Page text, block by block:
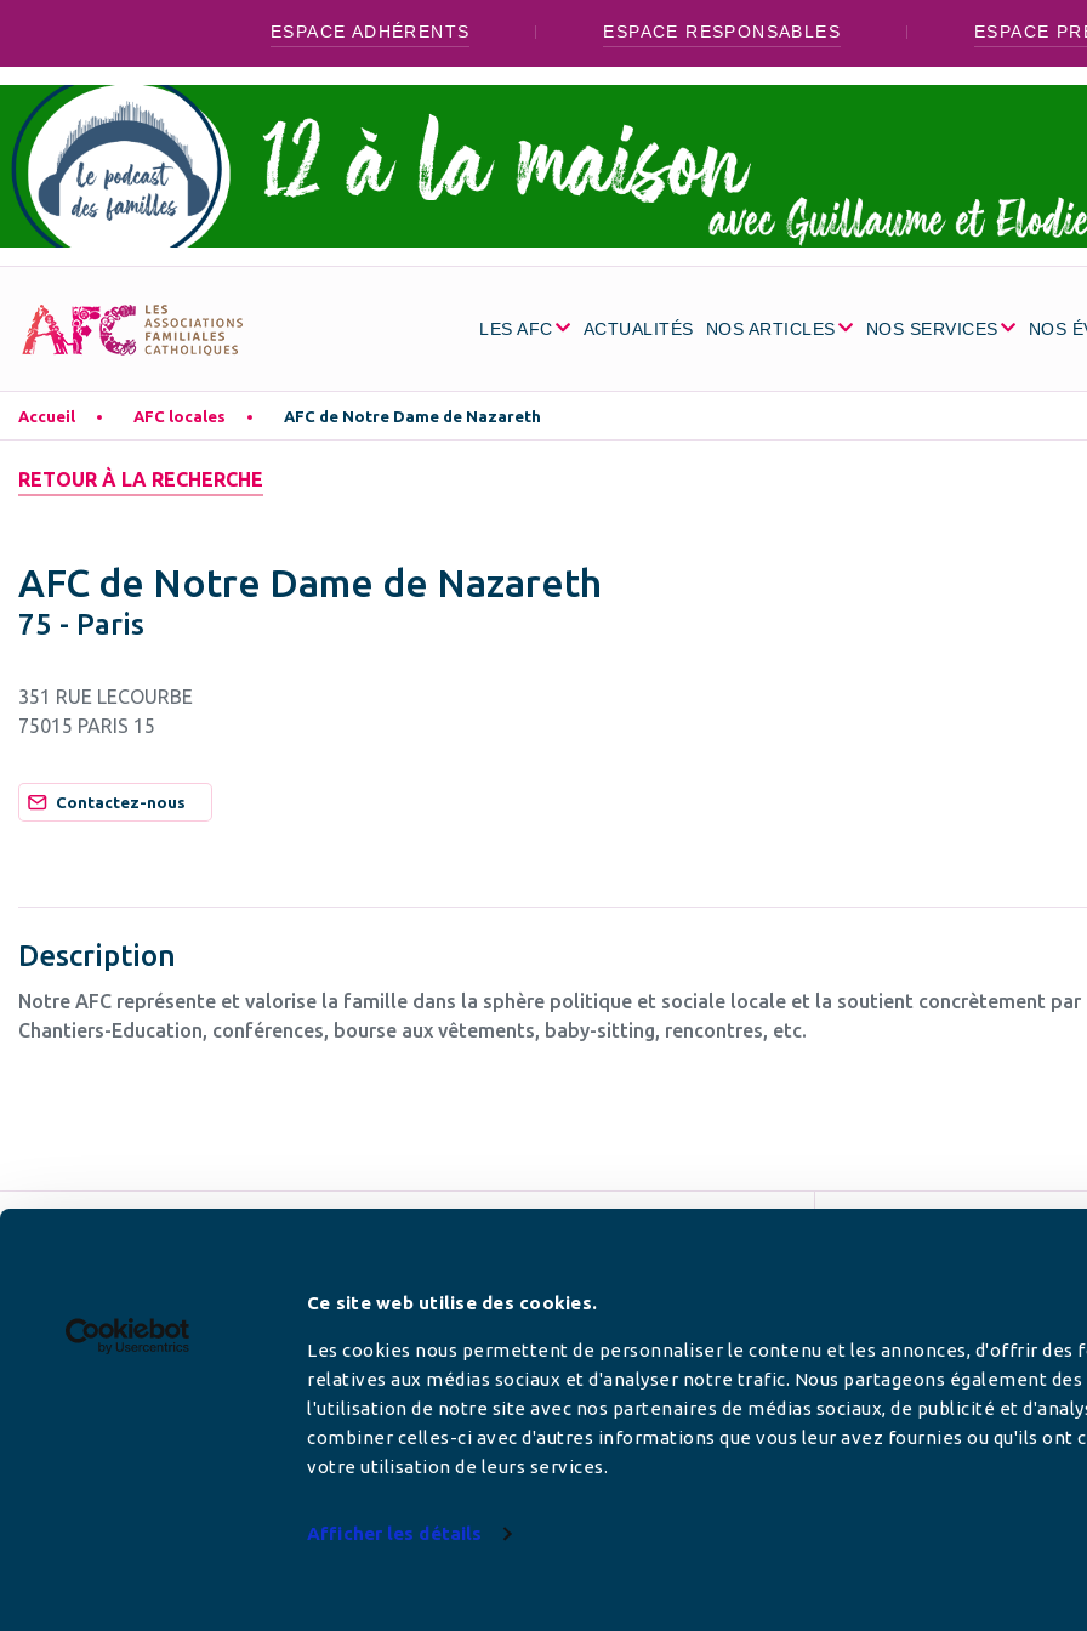
Ce site web utilise des cookies.
Les cookies nous permettent de personnaliser le contenu et les annonces, d'offrir des
relatives aux médias sociaux et d'analyser notre trafic. Nous partageons également
l'utilisation de notre site avec nos partenaires de médias sociaux, de publicité et
combiner celles-ci avec d'autres informations que vous leur avez fournies ou qu'ils ont
votre utilisation de leurs services.
Afficher les détails
ESPACE ADHÉRENTS ESPACE RESPONSABLES ESPACE
LES AFC ACTUALITÉS NOS ARTICLES NOS SERVICES NOS
Accueil AFC locales AFC de Notre Dame de Nazareth
RETOUR À LA RECHERCHE
AFC de Notre Dame de Nazareth
75 - Paris
351 RUE LECOURBE
75015 PARIS 15
Contactez-nous
Description
Notre AFC représente et valorise la famille dans la sphère politique et sociale locale et la soutient concrètement par
Chantiers-Education, conférences, bourse aux vêtements, baby-sitting, rencontres, etc.
Newsletter